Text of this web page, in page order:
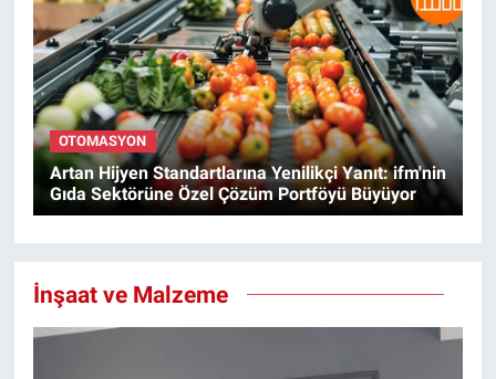
OTOMASYON
Artan Hijyen Standartlarına Yenilikçi Yanıt: ifm'nin
Gıda Sektörüne Özel Çözüm Portföyü Büyüyor
İnşaat ve Malzeme